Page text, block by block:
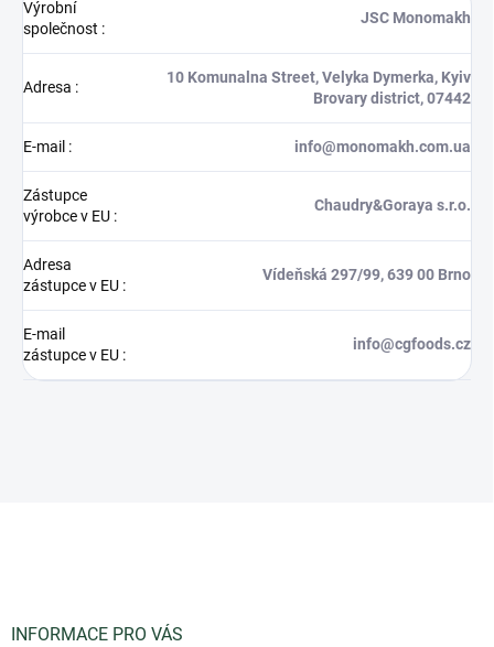
Výrobní
společnost :
JSC Monomakh
Adresa :
10 Komunalna Street, Velyka Dymerka, Kyiv
Brovary district, 07442
E-mail : info@monomakh.com.ua
Zástupce
výrobce v EU :
Chaudry&Goraya s.r.o.
Adresa
zástupce v EU :
Vídeňská 297/99, 639 00 Brno
E-mail
zástupce v EU :
info@cgfoods.cz
INFORMACE PRO VÁS